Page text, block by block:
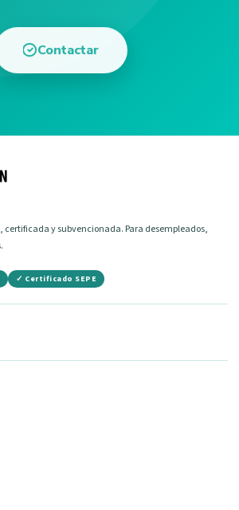
Contactar
y subvencionada. Para desempleados,
✓ Certificado SEPE